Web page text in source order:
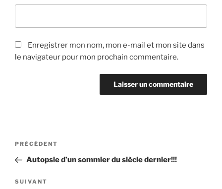
Enregistrer mon nom, mon e-mail et mon site dans
le navigateur pour mon prochain commentaire.
Navigation
l’article
Article
précédent
PRÉCÉDENT
Autopsie d’un sommier du siècle dernier!!!
Article
SUIVANT